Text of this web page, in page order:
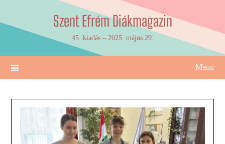
content
Szent Efrém Diákmagazin
45. kiadás – 2025. május 29.
Menu